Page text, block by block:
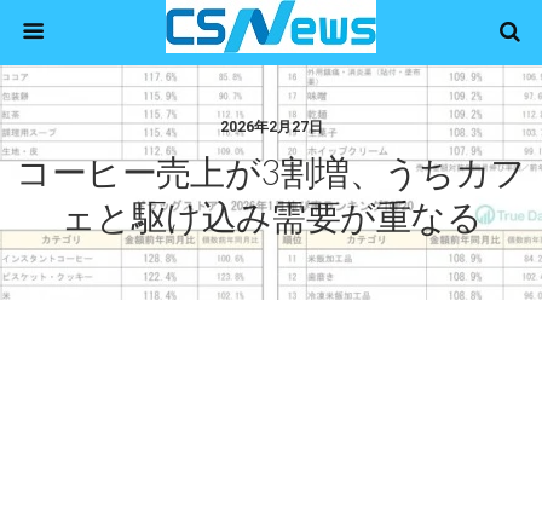
2026年2月27日
コーヒー売上が3割増、うちカフ
ェと駆け込み需要が重なる